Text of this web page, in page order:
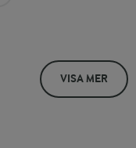
VISA MER